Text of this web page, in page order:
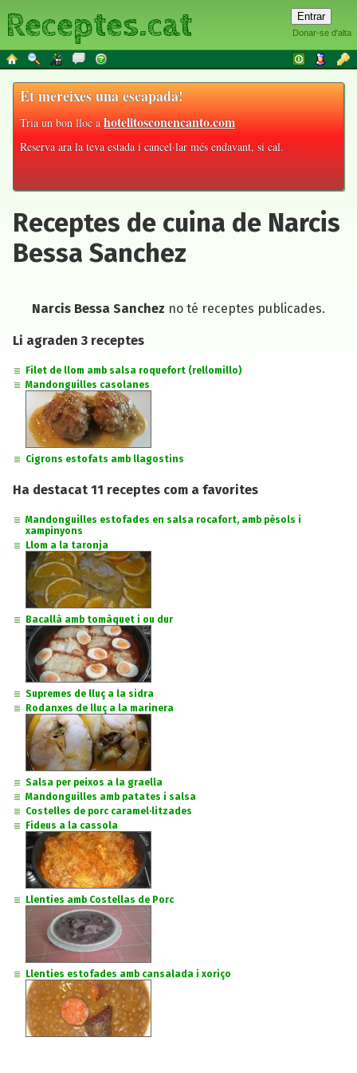
Donar-se d'alta
Receptes.cat
Et mereixes una escapada!
Tria un bon lloc ahotelitosconencanto.com
Reserva ara la teva estada i cancel·lar més endavant, si cal.
Receptes de cuina de Narcis
Bessa Sanchez
Narcis Bessa Sanchez no té receptes publicades.
Li agraden 3 receptes
Filet de llom amb salsa roquefort (rellomillo)
Mandonguilles casolanes
Cigrons estofats amb llagostins
Ha destacat 11 receptes com a favorites
Mandonguilles estofades en salsa rocafort, amb pèsols i
xampinyons
Llom a la taronja
Bacallà amb tomàquet i ou dur
Supremes de lluç a la sidra
Rodanxes de lluç a la marinera
Salsa per peixos a la graella
Mandonguilles amb patates i salsa
Costelles de porc caramel·litzades
Fideus a la cassola
Llenties amb Costellas de Porc
Llenties estofades amb cansalada i xoriço